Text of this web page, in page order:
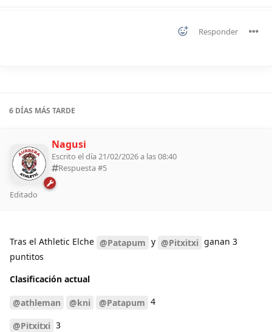
Responder
6 DÍAS MÁS TARDE
Nagusi
Escrito el día 21/02/2026 a las 08:40
Respuesta #5
Editado
Tras el Athletic Elche @Patapum y @Pitxitxi ganan 3
puntitos
Clasificación actual
@athleman @kni @Patapum 4
@Pitxitxi 3